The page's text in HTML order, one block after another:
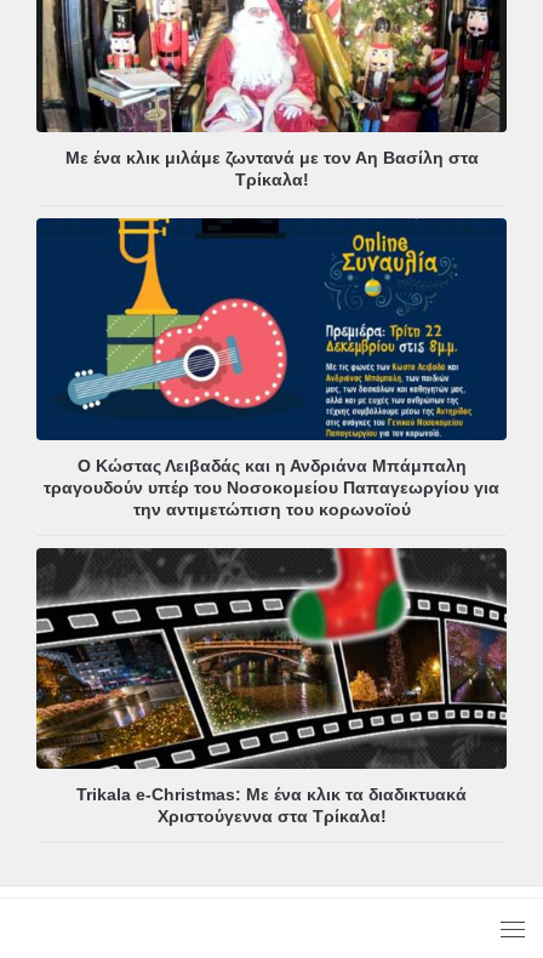
Με ένα κλικ μιλάμε ζωντανά με τον Αη Βασίλη στα
Τρίκαλα!
Ο Κώστας Λειβαδάς και η Ανδριάνα Μπάμπαλη
τραγουδούν υπέρ του Νοσοκομείου Παπαγεωργίου για
την αντιμετώπιση του κορωνοϊού
Trikala e-Christmas: Με ένα κλικ τα διαδικτυακά
Χριστούγεννα στα Τρίκαλα!